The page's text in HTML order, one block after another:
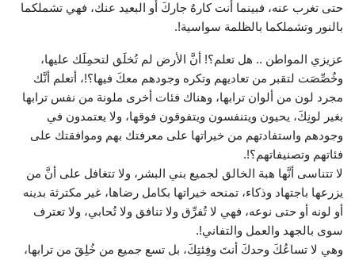
حتى تغرب عنه، فبينما أنت كارهٌ جاركَ أو البعيد عنك، فهي تشملكما
بالنور وتشملكما بالظلمة سواسية!.
عزيزي المواطن .. هل تعلم؟! أنَّ الأرض لم تُخلَق لتحمِلَك عليها،
وخُصِّصَت لتقبر من تعاديهم وتكره وجودهم معكَ فيها؟!، أتعلم أنَّك
مجرد لون من ألوان ترابها، وهناك فئات أخرى ملونة من نفس ترابها
بغير لونِكَ، يحيون ويتنفسون ويتفوقون فوقها، ولا يعتمدون في
وجودهم واستفادتهم من خيراتها على معرفتك بهم وموافقتك على
فئاتهم وتصنيفاتهم؟!.
لا تتناسى أنَّها هبة الخالق لجميع بني البشر، ولا تتغافل على أنَّ من
يزرعها باجتهاد وذكاء، تمنحه خيراتها بكامل رضاها، غير مكترثة بدينه
أو لونه أو حتى نوعه، فهي لا تُفرِّق ولا تنافق ولا تُحابي، ولا تعترف
سوى بالجهد والعمل والتفاني!.
وهي لا تساعُكَ وحدكَ أنتَ وفِئتِكَ، بل تسع جميع من خُلِقَ من ترابها،